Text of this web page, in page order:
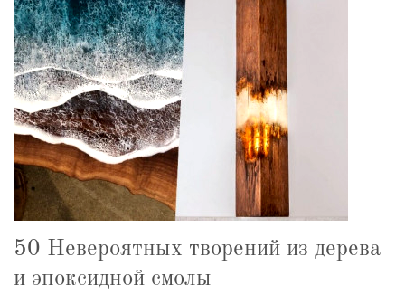
50 Невероятных творений из дерева
и эпоксидной смолы